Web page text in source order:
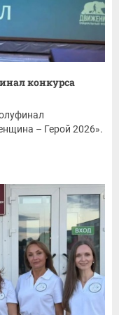
конкурса
– Герой 2026».